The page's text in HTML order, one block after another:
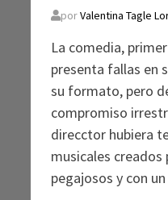
porValentina Tagle
La comedia,
presenta fallas en
su formato, pero
compromiso
direcctor hubiera
musicales creados
pegajosos y con